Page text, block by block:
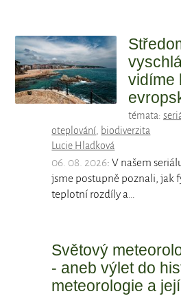
vidíme
témata:
oteplování, biodiverzita
Lucie Hladková
06. 08. 2026: V našem
jsme postupně poznali, jak
teplotní rozdíly a…
Světový
- aneb výlet do
meteorologie a